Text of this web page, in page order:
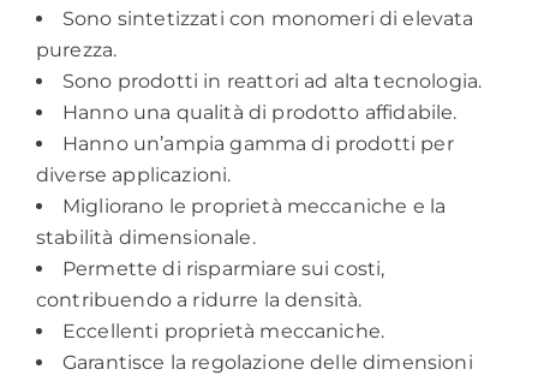
Sono sintetizzati con monomeri di elevata
purezza.
Sono prodotti in reattori ad alta tecnologia.
Hanno una qualità di prodotto affidabile.
Hanno un’ampia gamma di prodotti per
diverse applicazioni.
Migliorano le proprietà meccaniche e la
stabilità dimensionale.
Permette di risparmiare sui costi,
contribuendo a ridurre la densità.
Eccellenti proprietà meccaniche.
Garantisce la regolazione delle dimensioni